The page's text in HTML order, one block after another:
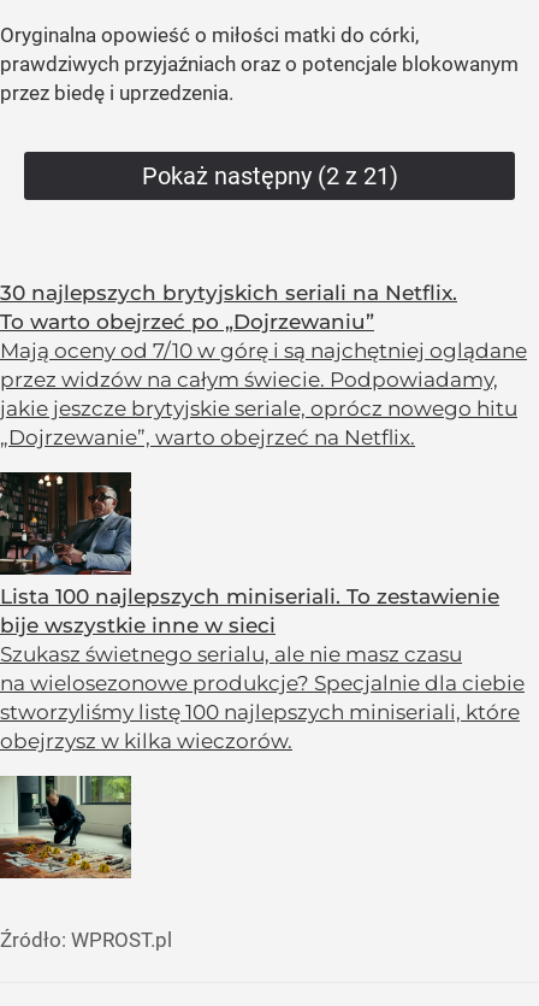
Oryginalna opowieść o miłości matki do córki,
prawdziwych przyjaźniach oraz o potencjale blokowanym
przez biedę i uprzedzenia.
Pokaż następny (2 z 21)
30 najlepszych brytyjskich seriali na Netflix.
To warto obejrzeć po „Dojrzewaniu”
Mają oceny od 7/10 w górę i są najchętniej oglądane
przez widzów na całym świecie. Podpowiadamy,
jakie jeszcze brytyjskie seriale, oprócz nowego hitu
„Dojrzewanie”, warto obejrzeć na Netflix.
Lista 100 najlepszych miniseriali. To zestawienie
bije wszystkie inne w sieci
Szukasz świetnego serialu, ale nie masz czasu
na wielosezonowe produkcje? Specjalnie dla ciebie
stworzyliśmy listę 100 najlepszych miniseriali, które
obejrzysz w kilka wieczorów.
Źródło: WPROST.pl